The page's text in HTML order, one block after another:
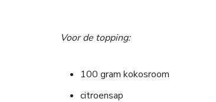
Voor de topping:
100 gram kokosroom
citroensap